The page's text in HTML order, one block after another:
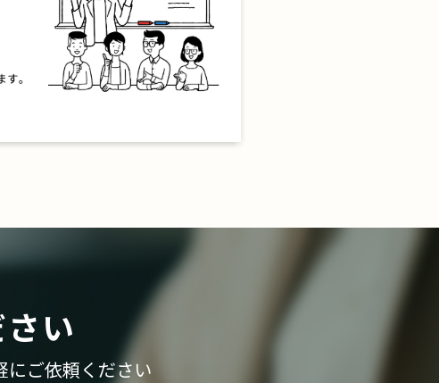
い
にご依頼ください